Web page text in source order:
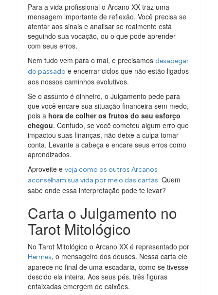
Para a vida profissional o Arcano XX traz uma
mensagem importante de reflexão. Você precisa se
atentar aos sinais e analisar se realmente está
seguindo sua vocação, ou o que pode aprender
com seus erros.
Nem tudo vem para o mal, e precisamosdesapegar
do passado e encerrar ciclos que não estão ligados
aos nossos caminhos evolutivos.
Se o assunto é dinheiro, o Julgamento pede para
que você encare sua situação financeira sem medo,
pois a hora de colher os frutos do seu esforço
chegou. Contudo, se você cometeu algum erro que
impactou suas finanças, não deixe a culpa tomar
conta. Levante a cabeça e encare seus erros como
aprendizados.
Aproveite eveja como os outros Arcanos
aconselham sua vida por meio das cartas. Quem
sabe onde essa interpretação pode te levar?
Carta o Julgamento no
Tarot Mitológico
No Tarot Mitológico o Arcano XX é representado por
Hermes, o mensageiro dos deuses. Nessa carta ele
aparece no final de uma escadaria, como se tivesse
descido ela inteira. Aos seus pés, três figuras
enfaixadas emergem de caixões.